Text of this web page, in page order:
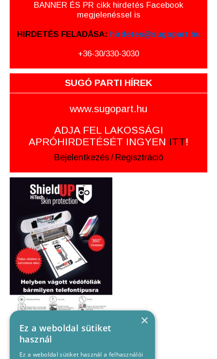
BANNER ÉS PR cikk hirdetés Facebook
megjelenéssel is
HIRDETÉS FELADÁSA: hirdetes@sugopart.hu
+36-30/330-3030
SUGÓ PARTI HÍREK
www.sugopart.hu
ADJA FEL LAKOSSÁGI
APRÓHIRDETÉSÉT INGYEN ITT!
Bejelentkezés / Regisztráció
×
Ez a weboldal sütiket
használ
Ez a weboldal sütiket használ a felhasználói